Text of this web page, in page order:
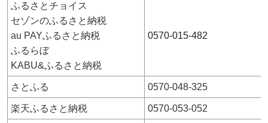
ふるさとチョイス
セゾンのふるさと納税
au PAYふるさと納税
ふるらぼ
KABU&ふるさと納税
0570-015-482
さとふる 0570-048-325
楽天ふるさと納税 0570-053-052